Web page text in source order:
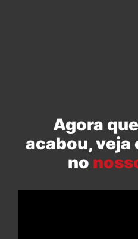
Agora
acabou, veja
no